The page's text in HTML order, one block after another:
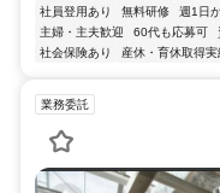
社員登用あり
無料研修 週1日
主婦・主夫歓迎
60代も応募可
社会保険あり
産休・育休取得実
業務委託